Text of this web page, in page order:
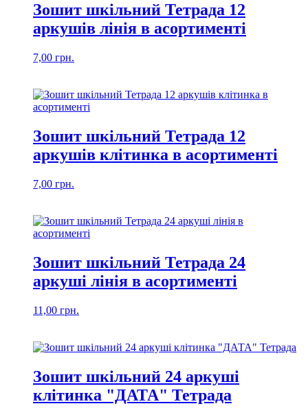
Зошит шкільний Тетрада 12
аркушів лінія в асортименті
7,00 грн.
Зошит шкільний Тетрада 12
аркушів клiтинка в асортименті
7,00 грн.
Зошит шкільний Тетрада 24
аркуші лінія в асортименті
11,00 грн.
Зошит шкільний 24 аркуші
клiтинка "ДАТА" Тетрада